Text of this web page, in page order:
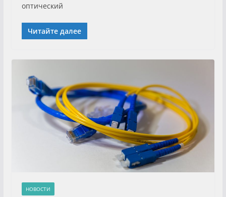
оптический
Читайте далее
НОВОСТИ